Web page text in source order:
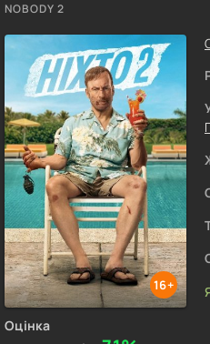
NOBODY 2
16+
Оцінка